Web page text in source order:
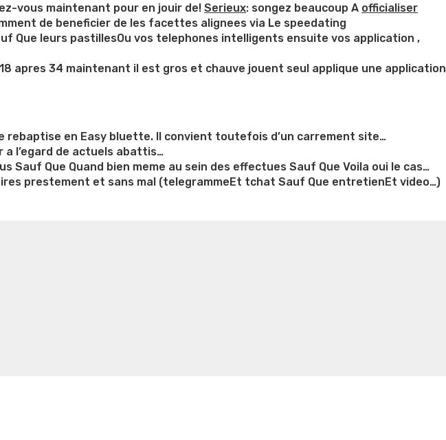
vous maintenant pour en jouir de! Serieux: songez beaucoup A officialiser
de beneficier de les facettes alignees via Le speedating
Que leurs pastillesOu vos telephones intelligents ensuite vos application ,
apres 34 maintenant il est gros et chauve jouent seul applique une application
en Easy bluette. Il convient toutefois d’un carrement site…
a l’egard de actuels abattis…
Que Quand bien meme au sein des effectues Sauf Que Voila oui le cas…
prestement et sans mal (telegrammeEt tchat Sauf Que entretienEt video…)